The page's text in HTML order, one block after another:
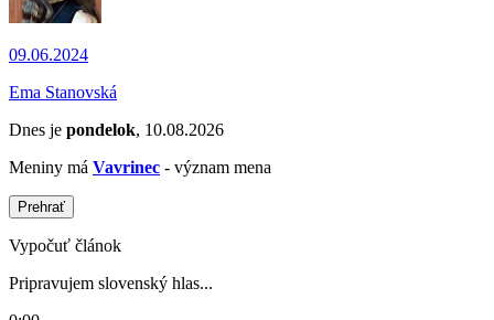
09.06.2024
Ema Stanovská
Dnes je pondelok, 10.08.2026
Meniny má Vavrinec - význam mena
Prehrať
Vypočuť článok
Pripravujem slovenský hlas...